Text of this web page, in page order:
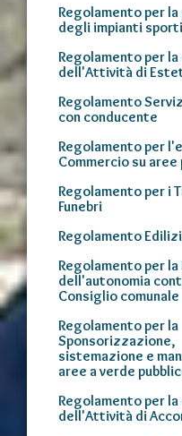
Regolamento per
degli impianti
Regolamento per
dell'Attività di
Regolamento
con conducente
Regolamento per
Commercio su aree
Regolamento per i
Funebri
Regolamento
Regolamento per la
dell'autonomia
Consiglio comunale
Regolamento per la
Sponsorizzazione,
sistemazione e
aree a verde
Regolamento per
dell'Attività di